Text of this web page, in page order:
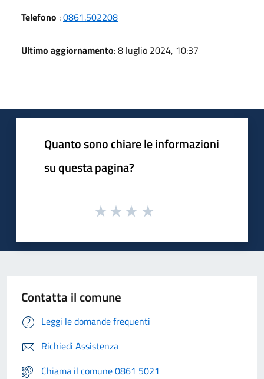
Telefono :0861.502208
Ultimo aggiornamento: 8 luglio 2024, 10:37
Quanto sono chiare le informazioni
su questa pagina?
Contatta il comune
Leggi le domande frequenti
Richiedi Assistenza
Chiama il comune 0861 5021